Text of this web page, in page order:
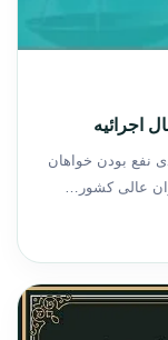
اجرائیه
نفع بودن خواهان
عالی کشور…